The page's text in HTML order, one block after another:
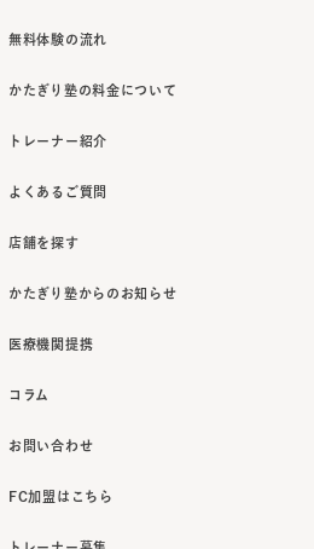
無料体験の流れ
かたぎり塾の料金について
トレーナー紹介
よくあるご質問
店舗を探す
かたぎり塾からのお知らせ
医療機関提携
コラム
お問い合わせ
FC加盟はこちら